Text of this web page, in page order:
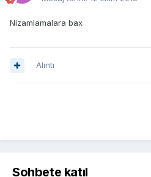
Nizamlamalara bax
Alıntı
Sohbete katıl